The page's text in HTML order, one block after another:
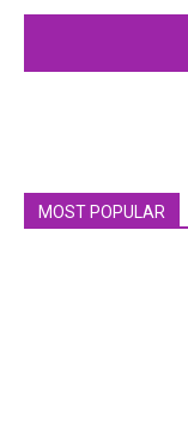
MOST POPULAR